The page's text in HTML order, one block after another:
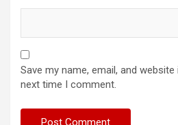
Save my name, email, and
next time I comment.